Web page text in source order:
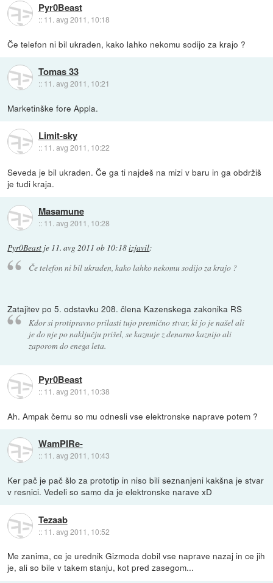
Pyr0Beast
:: 11. avg 2011, 10:18
Če telefon ni bil ukraden, kako lahko nekomu sodijo za krajo ?
Tomas 33
:: 11. avg 2011, 10:21
Marketinške fore Appla.
Limit-sky
:: 11. avg 2011, 10:22
Seveda je bil ukraden. Če ga ti najdeš na mizi v baru in ga obdržiš
je tudi kraja.
Masamune
:: 11. avg 2011, 10:28
Pyr0Beast je 11. avg 2011 ob 10:18izjavil:
Če telefon ni bil ukraden, kako lahko nekomu sodijo za krajo ?
Zatajitev po 5. odstavku 208. člena Kazenskega zakonika RS
Kdor si protipravno prilasti tujo premično stvar, ki jo je našel ali
je do nje po naključju prišel, se kaznuje z denarno kaznijo ali
zaporom do enega leta.
Pyr0Beast
:: 11. avg 2011, 10:38
Ah. Ampak čemu so mu odnesli vse elektronske naprave potem ?
WamPIRe-
:: 11. avg 2011, 10:43
Ker pač je pač šlo za prototip in niso bili seznanjeni kakšna je stvar
v resnici. Vedeli so samo da je elektronske narave xD
Tezaab
:: 11. avg 2011, 10:52
Me zanima, ce je urednik Gizmoda dobil vse naprave nazaj in ce jih
je, ali so bile v takem stanju, kot pred zasegom...